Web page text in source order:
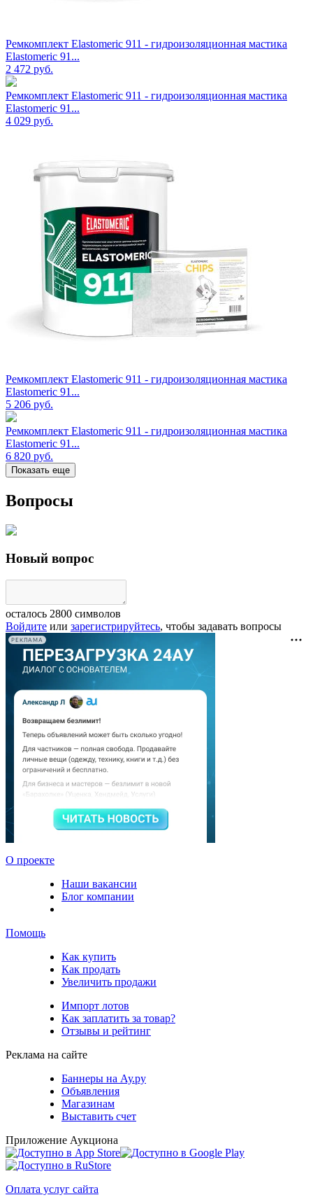
Ремкомплект Elastomeric 911 - гидроизоляционная мастика
Elastomeric 91...
2 472 руб.
Ремкомплект Elastomeric 911 - гидроизоляционная мастика
Elastomeric 91...
4 029 руб.
Ремкомплект Elastomeric 911 - гидроизоляционная мастика
Elastomeric 91...
5 206 руб.
Ремкомплект Elastomeric 911 - гидроизоляционная мастика
Elastomeric 91...
6 820 руб.
Показать еще
Вопросы
Новый вопрос
осталось 2800 символов
Войдите или зарегистрируйтесь, чтобы задавать вопросы
РЕКЛАМА
О проекте
Наши вакансии
Блог компании
Помощь
Как купить
Как продать
Увеличить продажи
Импорт лотов
Как заплатить за товар?
Отзывы и рейтинг
Реклама на сайте
Баннеры на Ау.ру
Объявления
Магазинам
Выставить счет
Приложение Аукциона
Оплата услуг сайта